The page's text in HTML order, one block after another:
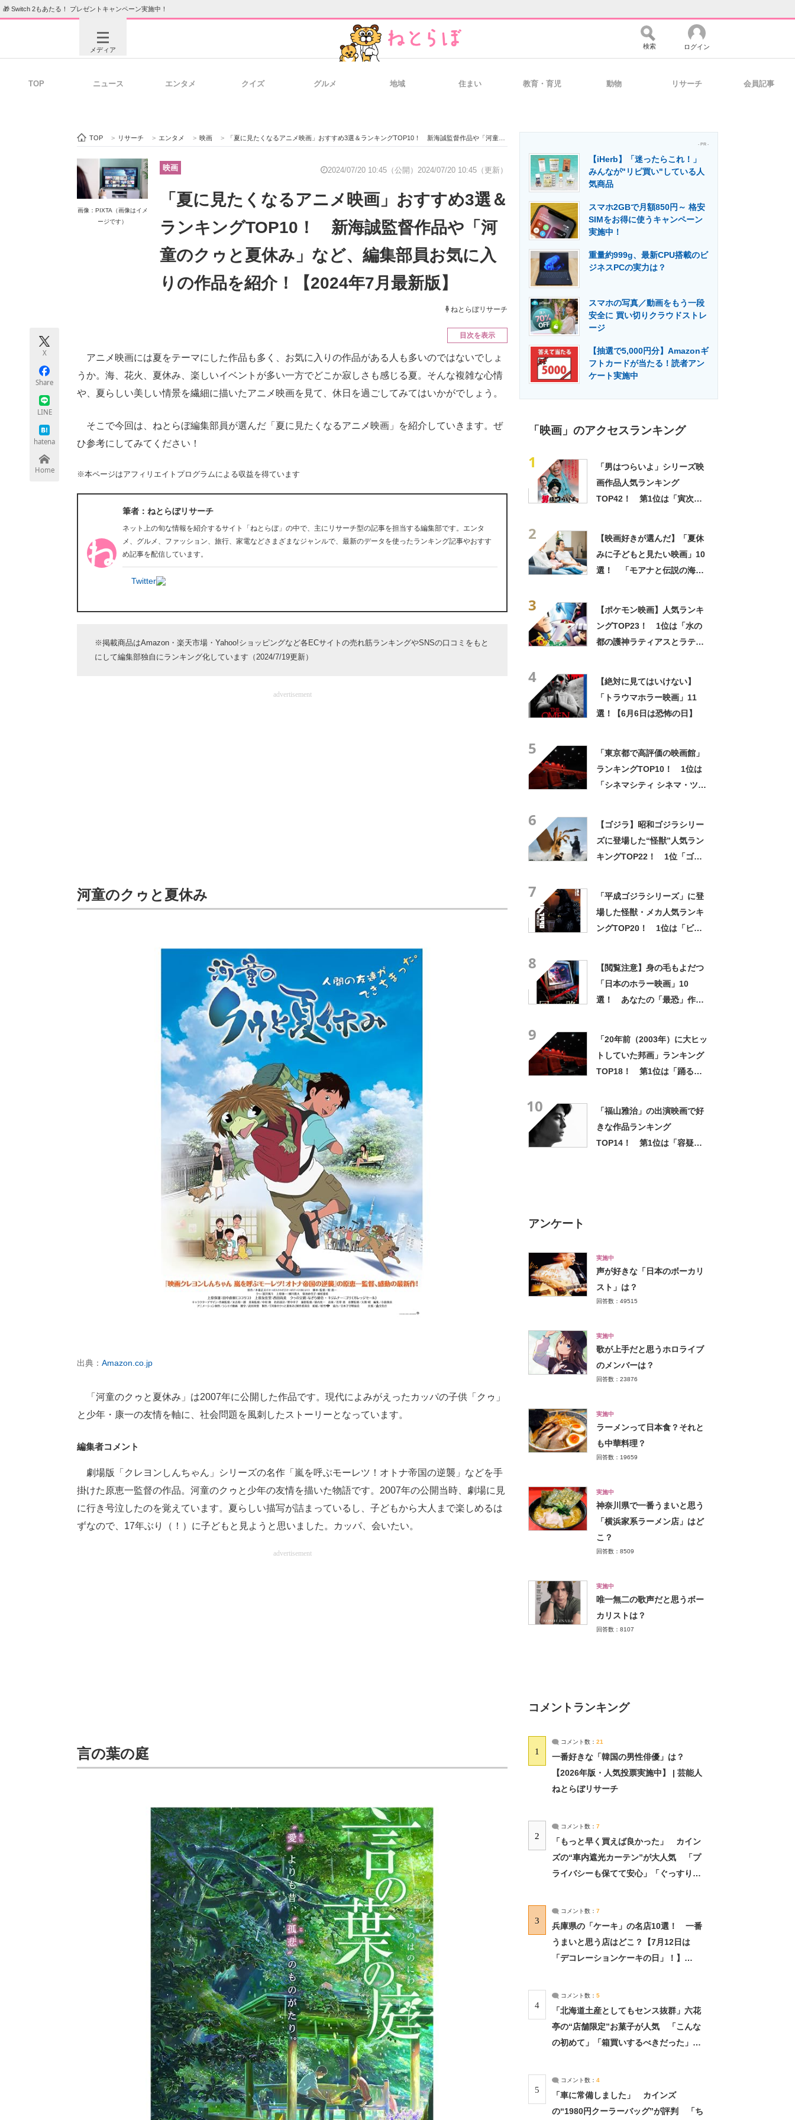
🎁 Switch 2もあたる！ プレゼントキャンペーン実施中！
メディア
ビジネスと働き方のヒント 経営リーダーのコミュニティ マーケ×ITの今がよく分かる
IT製品の技術・比較・事例 製造業のIT導入・活用を支援
エレクトロニクス専門サイト 電子設計の基本と応用 エネルギーの専門メディア 建設×テクノロジーの最前線
検索 ログイン
TOP ニュース エンタメ クイズ グルメ 地域 住まい 教育・育児 動物 リサーチ 会員記事
TOP > リサーチ > エンタメ > 映画 > 「夏に見たくなるアニメ映画」おすすめ3選＆ランキングTOP10！ 新海誠監督作品や「河童のクゥと夏休み」など、編集部員お気に入りの作品を紹介！【2024年7月最新版】
画像：PIXTA（画像はイメ
ージです）
映画 2024/07/20 10:45（公開） 2024/07/20 10:45（更新）
「夏に見たくなるアニメ映画」おすすめ3選＆
ランキングTOP10！ 新海誠監督作品や「河
童のクゥと夏休み」など、編集部員お気に入
りの作品を紹介！【2024年7月最新版】
ねとらぼリサーチ
X
Share
LINE
hatena
Home
目次を表示
アニメ映画には夏をテーマにした作品も多く、お気に入りの作品がある人も多いのではないでしょ
うか。海、花火、夏休み、楽しいイベントが多い一方でどこか寂しさも感じる夏。そんな複雑な心情
や、夏らしい美しい情景を繊細に描いたアニメ映画を見て、休日を過ごしてみてはいかがでしょう。
そこで今回は、ねとらぼ編集部員が選んだ「夏に見たくなるアニメ映画」を紹介していきます。ぜ
ひ参考にしてみてください！
※本ページはアフィリエイトプログラムによる収益を得ています
筆者：ねとらぼリサーチ
ネット上の旬な情報を紹介するサイト「ねとらぼ」の中で、主にリサーチ型の記事を担当する編集部です。エンタ
メ、グルメ、ファッション、旅行、家電などさまざまなジャンルで、最新のデータを使ったランキング記事やおすす
め記事を配信しています。
Twitter
※掲載商品はAmazon・楽天市場・Yahoo!ショッピングなど各ECサイトの売れ筋ランキングやSNSの口コミをもと
にして編集部独自にランキング化しています（2024/7/19更新）
advertisement
河童のクゥと夏休み
出典： Amazon.co.jp
「河童のクゥと夏休み」は2007年に公開した作品です。現代によみがえったカッパの子供「クゥ」
と少年・康一の友情を軸に、社会問題を風刺したストーリーとなっています。
編集者コメント
劇場版「クレヨンしんちゃん」シリーズの名作「嵐を呼ぶモーレツ！オトナ帝国の逆襲」などを手
掛けた原恵一監督の作品。河童のクゥと少年の友情を描いた物語です。2007年の公開当時、劇場に見
に行き号泣したのを覚えています。夏らしい描写が詰まっているし、子どもから大人まで楽しめるは
ずなので、17年ぶり（！）に子どもと見ようと思いました。カッパ、会いたい。
advertisement
言の葉の庭
- PR -
【iHerb】「迷ったらこれ！」
みんなが"リピ買い"している人
気商品
スマホ2GBで月額850円～ 格安
SIMをお得に使うキャンペーン
実施中！
重量約999g、最新CPU搭載のビ
ジネスPCの実力は？
スマホの写真／動画をもう一段
安全に 買い切りクラウドストレ
ージ
【抽選で5,000円分】Amazonギ
フトカードが当たる！読者アン
ケート実施中
「映画」のアクセスランキング
1
「男はつらいよ」シリーズ映
画作品人気ランキング
TOP42！ 第1位は「寅次郎
2
【映画好きが選んだ】「夏休
みに子どもと見たい映画」10
選！ 「モアナと伝説の海」
3
【ポケモン映画】人気ランキ
ングTOP23！ 1位は「水の
都の護神ラティアスとラティ
4
【絶対に見てはいけない】
「トラウマホラー映画」11
選！【6月6日は恐怖の日】
5
「東京都で高評価の映画館」
ランキングTOP10！ 1位は
「シネマシティ シネマ・ツ
6
【ゴジラ】昭和ゴジラシリー
ズに登場した“怪獣”人気ラン
キングTOP22！ 1位「ゴジ
7
「平成ゴジラシリーズ」に登
場した怪獣・メカ人気ランキ
ングTOP20！ 1位は「ビオ
8
【閲覧注意】身の毛もよだつ
「日本のホラー映画」10
選！ あなたの「最恐」作品
9
「20年前（2003年）に大ヒッ
トしていた邦画」ランキング
TOP18！ 第1位は「踊る大
10
「福山雅治」の出演映画で好
きな作品ランキング
TOP14！ 第1位は「容疑者X
アンケート
実施中
声が好きな「日本のボーカリ
スト」は？
回答数：49515
実施中
歌が上手だと思うホロライブ
のメンバーは？
回答数：23876
実施中
ラーメンって日本食？それと
も中華料理？
回答数：19659
実施中
神奈川県で一番うまいと思う
「横浜家系ラーメン店」はど
こ？
回答数：8509
実施中
唯一無二の歌声だと思うボー
カリストは？
回答数：8107
コメントランキング
1
コメント数： 21
一番好きな「韓国の男性俳優」は？
【2026年版・人気投票実施中】 | 芸能人
ねとらぼリサーチ
2
コメント数： 7
「もっと早く買えば良かった」 カイン
ズの“車内遮光カーテン”が大人気 「プ
ライバシーも保てて安心」「ぐっすり眠
3
コメント数： 7
兵庫県の「ケーキ」の名店10選！ 一番
うまいと思う店はどこ？【7月12日は
「デコレーションケーキの日」！】
4
コメント数： 5
「北海道土産としてもセンス抜群」六花
亭の“店舗限定”お菓子が人気 「こんな
の初めて」「箱買いするべきだった」
5
コメント数： 4
「車に常備しました」 カインズ
の“1980円クーラーバッグ”が評判 「ち